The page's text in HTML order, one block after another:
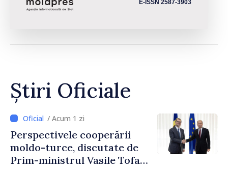
E-ISSN 2587-3903
Știri Oficiale
/ Acum 1 zi
Perspectivele cooperării
moldo-turce, discutate de
Prim-ministrul Vasile Tofan